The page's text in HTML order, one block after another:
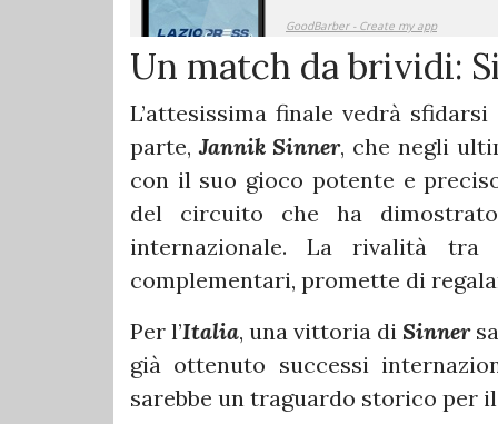
Un match da brividi:
L’attesissima finale vedrà
parte,Jannik Sinner, che negli
con il suo gioco potente e
del circuito che ha
internazionale. La rivalità
complementari, promette di
Per l’Italia, una vittoria di Sinner
già ottenuto successi
sarebbe un traguardo storico per